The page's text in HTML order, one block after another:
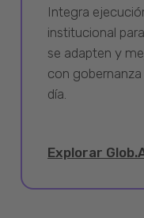
Integra
institucional
se adapten y
con
día.
Explorar